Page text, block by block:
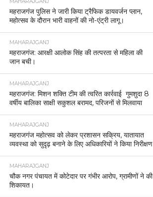
महराजगंज पुलिस ने जारी किया ट्रैफिक डायवर्जन प्लान,
महोत्सव के दौरान भारी वाहनों की नो-एंट्री लागू।
MAHARAJGANJ
महराजगंज: आरक्षी आलोक सिंह की तत्परता से महिला की
जान बची।
MAHARAJGANJ
महराजगंज: मिशन शक्ति टीम की त्वरित कार्रवाई गुमशुदा 8
वर्षीय बालिका साक्षी सकुशल बरामद, परिजनों से मिलवाया
MAHARAJGANJ
महराजगंज महोत्सव को लेकर प्रशासन सक्रिय, यातायात
व्यवस्था को सुदृढ़ बनाने के लिए अधिकारियों ने किया निरीक्षण
MAHARAJGANJ
चौक नगर पंचायत में कोटेदार पर गंभीर आरोप, ग्रामीणों ने की
शिकायत।